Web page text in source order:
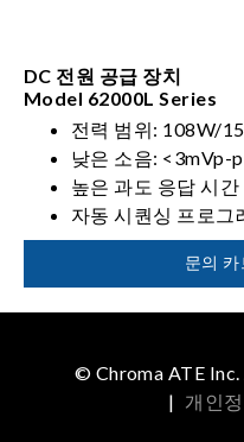
DC 전원 공급 장치
Model 62000L Series
전력 범위: 108W/
낮은 소음: <3mVp-p
높은 과도 응답 시간
자동 시퀀싱 프로그
문의
© Chroma ATE Inc.
| 개인